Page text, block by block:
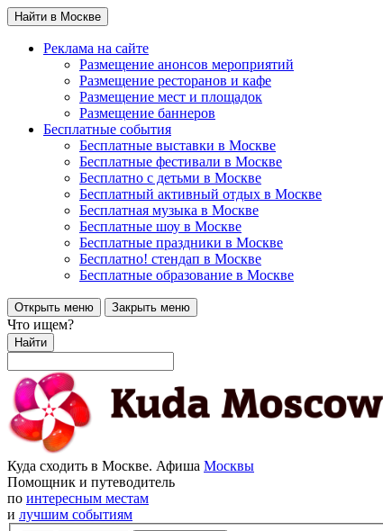
Найти в Москве
Реклама на сайте
Размещение анонсов мероприятий
Размещение ресторанов и кафе
Размещение мест и площадок
Размещение баннеров
Бесплатные события
Бесплатные выставки в Москве
Бесплатные фестивали в Москве
Бесплатно с детьми в Москве
Бесплатный активный отдых в Москве
Бесплатная музыка в Москве
Бесплатные шоу в Москве
Бесплатные праздники в Москве
Бесплатно! стендап в Москве
Бесплатные образование в Москве
Открыть меню Закрыть меню
Что ищем?
Найти
Куда сходить в Москве. Афиша Москвы
Помощник и путеводитель
по интересным местам
и лучшим событиям